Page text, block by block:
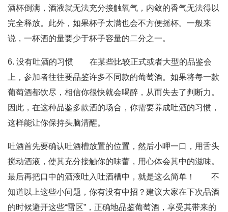
酒杯倒满，酒液就无法充分接触氧气，内敛的香气无法得以
完全释放。此外，如果杯子太满也会不方便摇杯。一般来
说，一杯酒的量要少于杯子容量的二分之一。
6. 没有吐酒的习惯 在某些比较正式或者大型的品鉴会
上，参加者往往要品鉴许多不同款的葡萄酒。如果将每一款
葡萄酒都饮尽，相信你很快就会喝醉，从而失去了判断力。
因此，在这种品鉴多款酒的场合，你需要养成吐酒的习惯，
这样能让你保持头脑清醒。
吐酒首先要确认吐酒槽放置的位置，然后小呷一口，用舌头
搅动酒液，使其充分接触你的味蕾，用心体会其中的滋味。
最后再把口中的酒液吐入吐酒槽中，就是这么简单！ 不
知道以上这些小问题，你有没有中招？建议大家在下次品酒
的时候避开这些“雷区”，正确地品鉴葡萄酒，享受其带来的